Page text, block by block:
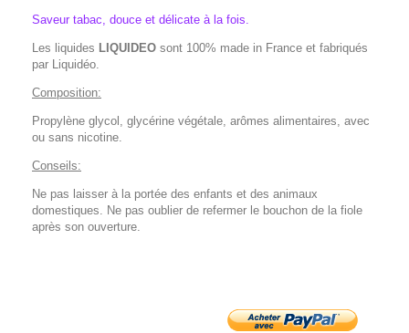
Saveur tabac, douce et délicate à la fois.
Les liquides LIQUIDEO sont 100% made in France et fabriqués
par Liquidéo.
Composition:
Propylène glycol, glycérine végétale, arômes alimentaires, avec
ou sans nicotine.
Conseils:
Ne pas laisser à la portée des enfants et des animaux
domestiques. Ne pas oublier de refermer le bouchon de la fiole
après son ouverture.